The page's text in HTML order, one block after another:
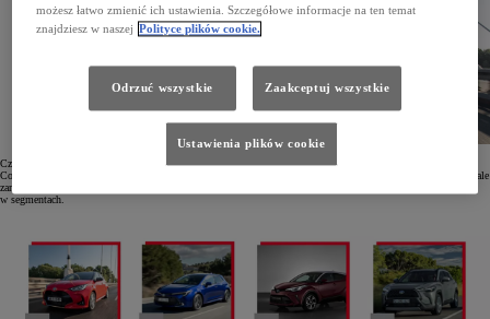
Cztery modele osobowe Toyoty zajęły też pierwsze miejsca w swoich segmentach – są to Yaris, Yaris Cross,
Corolla oraz Toyota C-HR, której na drugim miejscu towarzyszy Corolla Cross. Aygo X w pierwszym kwartale
zarejestrowano w liczbie 1030 egz., a RAV4 – 2125 egz., co zapewniło tym modelom drugie miejsce
w segmentach.
możesz łatwo zmienić ich ustawienia. Szczegółowe informacje na ten temat
znajdziesz w naszej Polityce plików cookie.
Odrzuć wszystkie Zaakceptuj wszystkie
Ustawienia plików cookie